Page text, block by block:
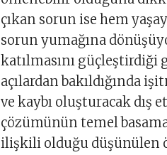
çıkan sorun ise hem
sorun yumağına
katılmasını güçleştirdiği
açılardan bakıldığında
ve kaybı oluşturacak dış
çözümünün temel
ilişkili olduğu düşünülen